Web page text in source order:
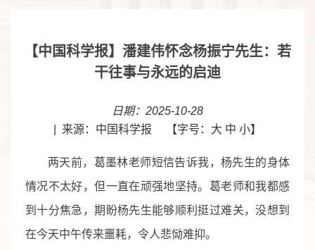
【中国科学报】潘建伟怀念杨振宁先生：若
干往事与永远的启迪
日期：2025-10-28
来源：中国科学报 【字号： 大 中 小】
两天前，葛墨林老师短信告诉我，杨先生的身体
情况不太好，但一直在顽强地坚持。葛老师和我都感
到十分焦急，期盼杨先生能够顺利挺过难关，没想到
在今天中午传来噩耗，令人悲恸难抑。